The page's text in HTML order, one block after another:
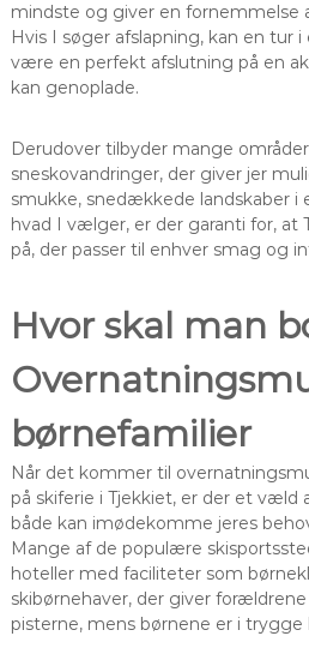
mindste og giver en fornemmelse
Hvis I søger afslapning, kan en tur
være en perfekt afslutning på en
kan genoplade.
Derudover tilbyder mange
sneskovandringer, der giver jer
smukke, snedækkede landskaber
hvad I vælger, er der garanti for, at
på, der passer til enhver smag og
Hvor skal man
børnefamilier
Når det kommer til
på skiferie i Tjekkiet, er der et væld
både kan imødekomme jeres
Mange af de populære
hoteller med faciliteter som
skibørnehaver, der giver
pisterne, mens børnene er i